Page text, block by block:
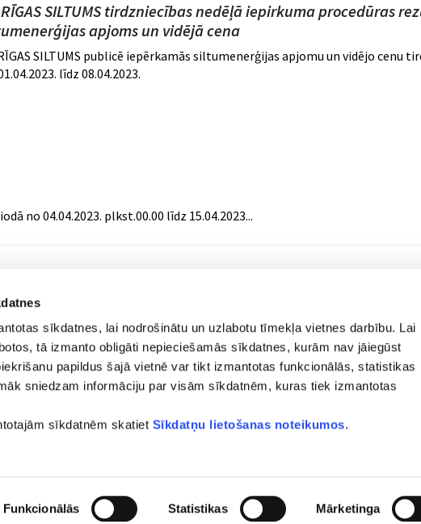
sīkdatnes, lai nodrošinātu un uzlabotu tīmekļa vietnes darbību. Lai
tā izmanto obligāti nepieciešamās sīkdatnes, kurām nav jāiegūst
papildus šajā vietnē var tikt izmantotas funkcionālās, statistikas
sniedzam informāciju par visām sīkdatnēm, kuras tiek izmantotas
sīkdatnēm skatiet Sīkdatņu lietošanas noteikumos.
Funkcionālās Statistikas Mārketinga
RĪGAS SILTUMS tirdzniecības nedēļā iepirkuma procedūras
apjoms un vidējā cena
SILTUMS publicē iepērkamās siltumenerģijas apjomu un vidējo cenu
līdz 08.04.2023.
no 04.04.2023. plkst.00.00 līdz 15.04.2023...
© A/S